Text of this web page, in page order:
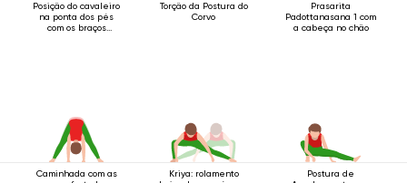
Posição do cavaleiro
na ponta dos pés
com os braços
Torção da Postura do
Corvo
Prasarita
Padottanasana 1 com
a cabeça no chão
Caminhada com as
Kriya: rolamento
Postura de